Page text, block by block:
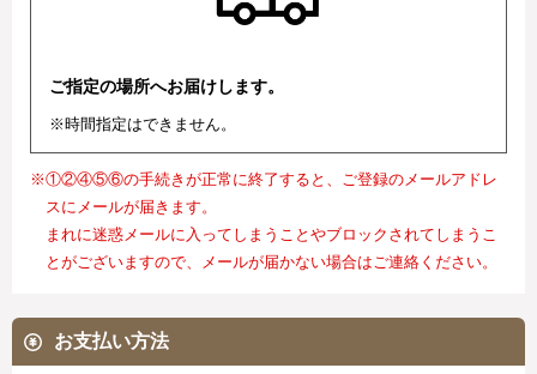
ご指定の場所へお届けします。
※時間指定はできません。
※①②④⑤⑥の手続きが正常に終了すると、ご登録のメールアドレ
スにメールが届きます。
まれに迷惑メールに入ってしまうことやブロックされてしまうこ
とがございますので、メールが届かない場合はご連絡ください。
お支払い方法